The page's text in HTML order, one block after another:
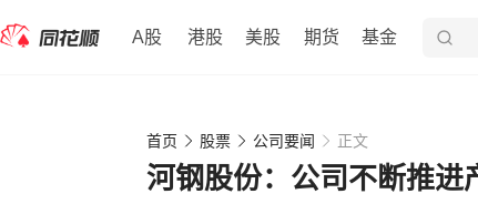
A股 港股 美股 期货 基金
首页 股票 公司要闻 正文
河钢股份：公司不断推进